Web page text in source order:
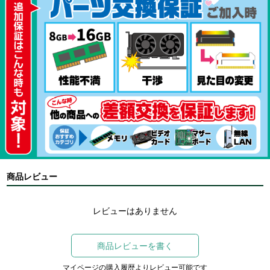
商品レビュー
レビューはありません
商品レビューを書く
マイページの購入履歴よりレビュー可能です